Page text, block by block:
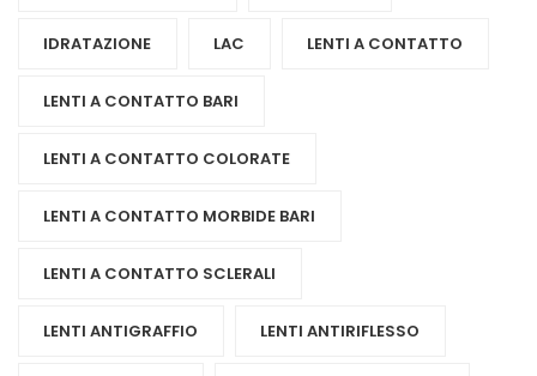
IDRATAZIONE LAC LENTI A CONTATTO
LENTI A CONTATTO BARI
LENTI A CONTATTO COLORATE
LENTI A CONTATTO MORBIDE BARI
LENTI A CONTATTO SCLERALI
LENTI ANTIGRAFFIO LENTI ANTIRIFLESSO